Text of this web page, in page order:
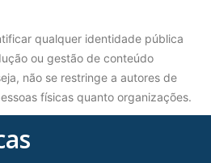
qualquer identidade pública
ou gestão de conteúdo
não se restringe a autores de
físicas quanto organizações.